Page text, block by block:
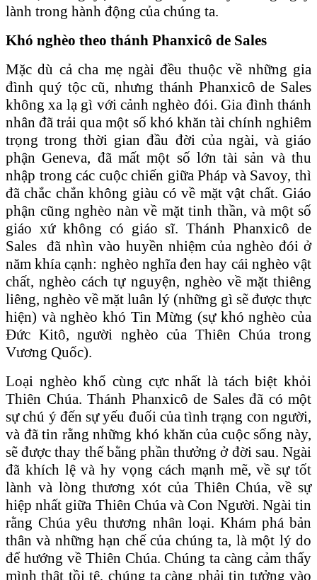
lành trong hành động của chúng ta.
Khó nghèo theo thánh Phanxicô de Sales
Mặc dù cả cha mẹ ngài đều thuộc về những gia
đình quý tộc cũ, nhưng thánh Phanxicô de Sales
không xa lạ gì với cảnh nghèo đói. Gia đình thánh
nhân đã trải qua một số khó khăn tài chính nghiêm
trọng trong thời gian đầu đời của ngài, và giáo
phận Geneva, đã mất một số lớn tài sản và thu
nhập trong các cuộc chiến giữa Pháp và Savoy, thì
đã chắc chắn không giàu có về mặt vật chất. Giáo
phận cũng nghèo nàn về mặt tinh thần, và một số
giáo xứ không có giáo sĩ. Thánh Phanxicô de
Sales đã nhìn vào huyền nhiệm của nghèo đói ở
năm khía cạnh: nghèo nghĩa đen hay cái nghèo vật
chất, nghèo cách tự nguyện, nghèo về mặt thiêng
liêng, nghèo về mặt luân lý (những gì sẽ được thực
hiện) và nghèo khó Tin Mừng (sự khó nghèo của
Đức Kitô, người nghèo của Thiên Chúa trong
Vương Quốc).
Loại nghèo khổ cùng cực nhất là tách biệt khỏi
Thiên Chúa. Thánh Phanxicô de Sales đã có một
sự chú ý đến sự yếu đuối của tình trạng con người,
và đã tin rằng những khó khăn của cuộc sống này,
sẽ được thay thế bằng phần thưởng ở đời sau. Ngài
đã khích lệ và hy vọng cách mạnh mẽ, về sự tốt
lành và lòng thương xót của Thiên Chúa, về sự
hiệp nhất giữa Thiên Chúa và Con Người. Ngài tin
rằng Chúa yêu thương nhân loại. Khám phá bản
thân và những hạn chế của chúng ta, là một lý do
để hướng về Thiên Chúa. Chúng ta càng cảm thấy
mình thật tồi tệ, chúng ta càng phải tin tưởng vào